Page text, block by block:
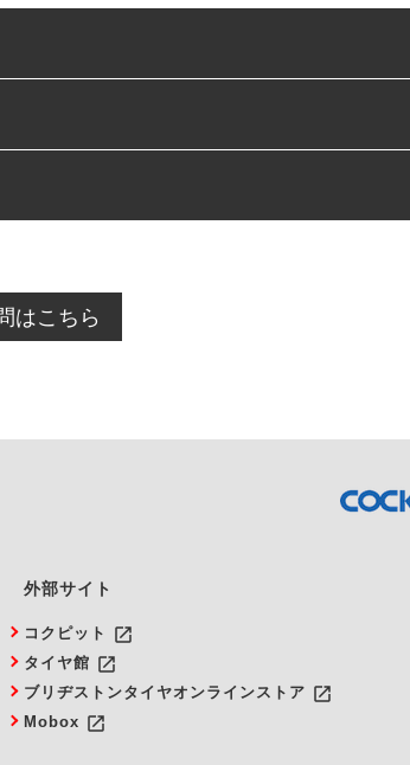
は、直接ご予約いただいた店舗へご連絡くださ
はこちら
外部サイト
コクピット launch
タイヤ館 launch
ブリヂストンタイヤオンラインストア launch
Mobox launch